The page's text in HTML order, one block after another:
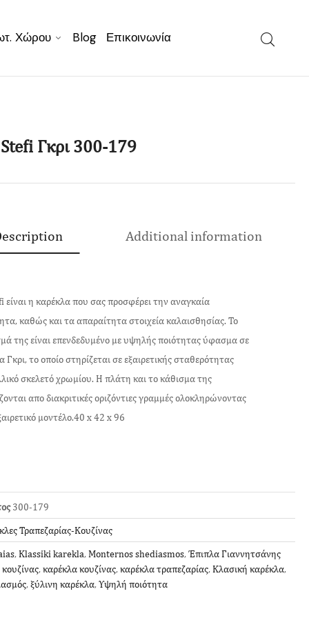
Χώρου Blog Επικοινωνία
Γκρι 300-179
Additional information
είναι η καρέκλα που σας προσφέρει την αναγκαία
καθώς και τα απαραίτητα στοιχεία καλαισθησίας. Το
της είναι επενδεδυμένο με υψηλής ποιότητας ύφασμα σε
Γκρι, το οποίο στηρίζεται σε εξαιρετικής σταθερότητας
σκελετό χρωμίου. Η πλάτη και το κάθισμα της
απο διακριτικές οριζόντιες γραμμές ολοκληρώνοντας
μοντέλο.40 x 42 x 96
300-179
Τραπεζαρίας-Κουζίνας
,Klassiki karekla,Monternos shediasmos,Έπιπλα Γιαννητσάνης
,καρέκλα κουζίνας,καρέκλα τραπεζαρίας,Κλασική καρέκλα,
,ξύλινη καρέκλα,Υψηλή ποιότητα